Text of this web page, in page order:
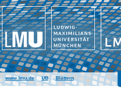
www.lmu.de|UB|Blättern